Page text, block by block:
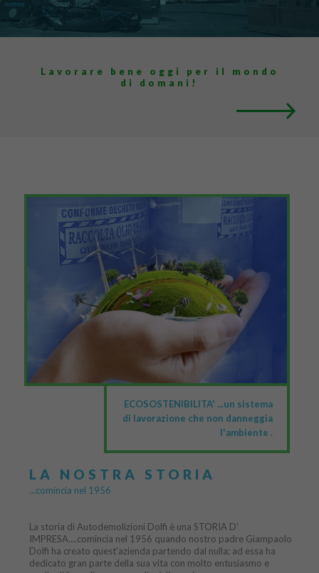
Lavorare bene oggi per il mondo
di domani!
ECOSOSTENIBILITA' ...un sistema
di lavorazione che non danneggia
l'ambiente .
LA NOSTRA STORIA
...comincia nel 1956
La storia di Autodemolizioni Dolfi è una STORIA D'
IMPRESA....comincia nel 1956 quando nostro padre Giampaolo
Dolfi ha creato quest'azienda partendo dal nulla; ad essa ha
dedicato gran parte della sua vita con molto entusiasmo e